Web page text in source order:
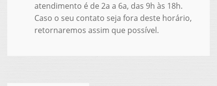
atendimento é de 2a a 6a, das 9h às 18h.
Caso o seu contato seja fora deste horário,
retornaremos assim que possível.